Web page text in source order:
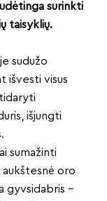
surinkti
taisyklių.
sudužo
išvesti visus
išjungti
sumažinti
oro
gyvsidabris –